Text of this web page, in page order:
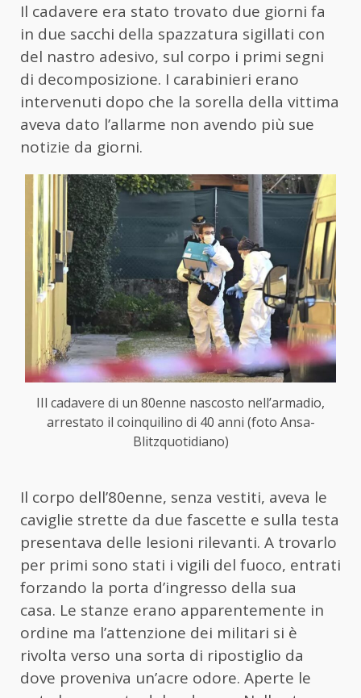
Il cadavere era stato trovato due giorni fa
in due sacchi della spazzatura sigillati con
del nastro adesivo, sul corpo i primi segni
di decomposizione. I carabinieri erano
intervenuti dopo che la sorella della vittima
aveva dato l’allarme non avendo più sue
notizie da giorni.
IIl cadavere di un 80enne nascosto nell’armadio,
arrestato il coinquilino di 40 anni (foto Ansa-
Blitzquotidiano)
Il corpo dell’80enne, senza vestiti, aveva le
caviglie strette da due fascette e sulla testa
presentava delle lesioni rilevanti. A trovarlo
per primi sono stati i vigili del fuoco, entrati
forzando la porta d’ingresso della sua
casa. Le stanze erano apparentemente in
ordine ma l’attenzione dei militari si è
rivolta verso una sorta di ripostiglio da
dove proveniva un’acre odore. Aperte le